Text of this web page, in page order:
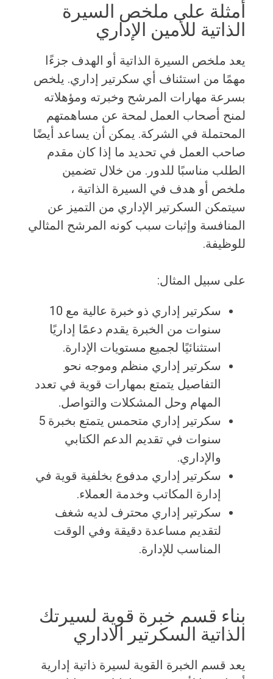
أمثلة على ملخص السيرة
الذاتية للأمين الإداري
يعد ملخص السيرة الذاتية أو الهدف جزءًا
مهمًا من استئناف أي سكرتير إداري. يلخص
بسرعة مهارات المرشح وخبرته ومؤهلاته
لمنح أصحاب العمل لمحة عن مساهمتهم
المحتملة في الشركة. يمكن أن يساعد أيضًا
صاحب العمل في تحديد ما إذا كان مقدم
الطلب مناسبًا للدور. من خلال تضمين
ملخص أو هدف في السيرة الذاتية ،
سيتمكن السكرتير الإداري من التميز عن
المنافسة وإثبات سبب كونه المرشح المثالي
للوظيفة.
على سبيل المثال:
سكرتير إداري ذو خبرة عالية مع 10
سنوات من الخبرة يقدم دعمًا إداريًا
استثنائيًا لجميع مستويات الإدارة.
سكرتير إداري منظم وموجه نحو
التفاصيل يتمتع بمهارات قوية في تعدد
المهام وحل المشكلات والتواصل.
سكرتير إداري متحمس يتمتع بخبرة 5
سنوات في تقديم الدعم الكتابي
والإداري.
سكرتير إداري مدفوع بخلفية قوية في
إدارة المكاتب وخدمة العملاء.
سكرتير إداري محترف لديه شغف
لتقديم مساعدة دقيقة وفي الوقت
المناسب للإدارة.
بناء قسم خبرة قوية لسيرتك
الذاتية السكرتير الاداري
يعد قسم الخبرة القوية لسيرة ذاتية إدارية